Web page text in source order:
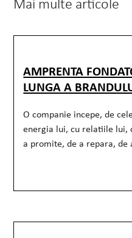
AMPRENTA
LUNGA A
O companie incepe, de
energia lui, cu relatiile lui,
a promite, de a repara,